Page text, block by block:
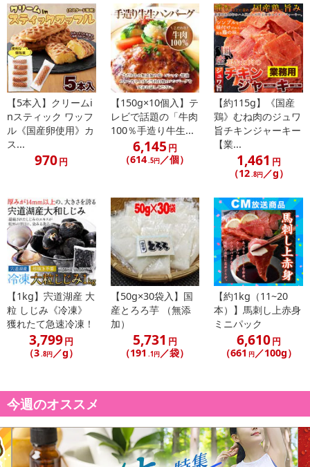
こだわりその2.
国産のもち米
安価な「もちとうもろこしでん粉」や「外国産もち米粉」などの紛
や澱粉性原料は一切使用せず、
「国内産もち米」だけで作り、お餅本来の美味しさを大切にしてい
ます。
こだわりその3.
餡と餅の絶妙なバランス
飽きのこないすっきりとした甘さの餡と、なめらかで柔らかい口当
絶妙な美味しさを醸し出します。バランスにこだわった一粒です。
■北海道の広大な大地から
昭和35(1960)年以来、観光地として世界的に有名な霧の摩周湖のふ
もとの素晴らしい
環境の中で、地元の素材を活かし、多彩なお菓子を手掛けるメーカ
ーが製造してします。
安全・安心のお菓子作り
本当においしいお菓子をお届けするために、原材料選びはもちろん
のこと、厳しい衛生管理のもと、
お召上がりいただける
お菓子の製造に取り組んでおります。
※とれも工場の写真ですが、本品製造では使用しない機械もござい
ます。
【5本入】クリームi
nスティック ワッフ
ル《国産卵使用》カ
ス...
970円
【150g×10個入】テ
レビで話題の「牛肉
100％手造り牛生...
6,145 円
（614 .5円 ／個）
【約115g】《国産
鶏》むね肉のジュワ
旨チキンジャーキー
【業...
1,461 円
（12 .8円／g）
【1kg】宍道湖産 大
粒 しじみ《冷凍》
獲れたて急速冷凍！
3,799円
（3.8円／g）
【50g×30袋入】国
産とろろ芋 （無添
加）
5,731 円
（191 .1円／袋）
【約1kg（11~20
本）】馬刺し上赤身
ミニパック
6,610円
（661 円／100g）
今週のオススメ